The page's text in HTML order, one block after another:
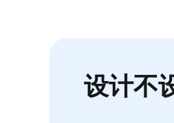
设计不